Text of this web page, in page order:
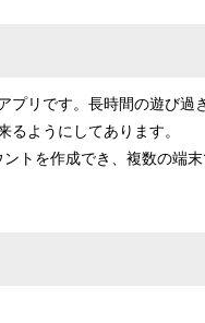
プリです。長時間の遊び過
ようにしてあります。
トを作成でき、複数の端